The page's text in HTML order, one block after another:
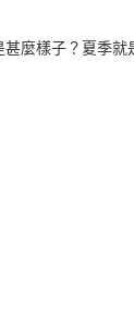
麼樣子？夏季